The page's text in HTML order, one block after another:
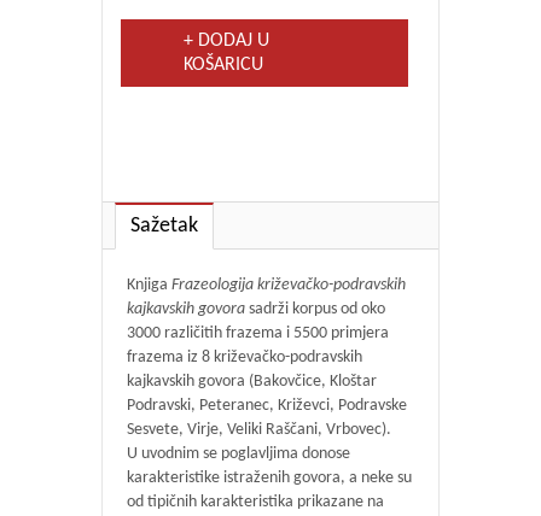
+ DODAJ U
KOŠARICU
Sažetak
Knjiga Frazeologija križevačko-podravskih
kajkavskih govora sadrži korpus od oko
3000 različitih frazema i 5500 primjera
frazema iz 8 križevačko-podravskih
kajkavskih govora (Bakovčice, Kloštar
Podravski, Peteranec, Križevci, Podravske
Sesvete, Virje, Veliki Raščani, Vrbovec).
U uvodnim se poglavljima donose
karakteristike istraženih govora, a neke su
od tipičnih karakteristika prikazane na